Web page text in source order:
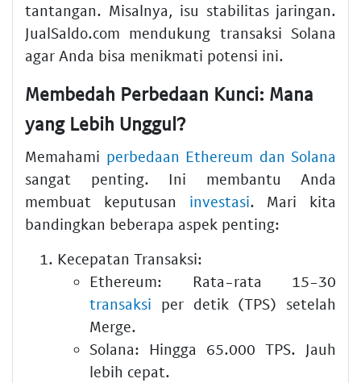
tantangan. Misalnya, isu stabilitas jaringan.
JualSaldo.com mendukung transaksi Solana
agar Anda bisa menikmati potensi ini.
Membedah Perbedaan Kunci: Mana
yang Lebih Unggul?
Memahami perbedaan Ethereum dan Solana
sangat penting. Ini membantu Anda
membuat keputusan investasi. Mari kita
bandingkan beberapa aspek penting:
Kecepatan Transaksi:
Ethereum: Rata-rata 15-30
transaksi per detik (TPS) setelah
Merge.
Solana: Hingga 65.000 TPS. Jauh
lebih cepat.